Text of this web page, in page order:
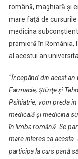
română, maghiară şi
mare faţă de
medicina
premieră în România,
al acestui an
“Începând din acest an
Farmacie, Ştiinţe şi
Psihiatrie, vom preda
medicală şi medicina
în limba română. Se
mare interes ca
participa la curs până